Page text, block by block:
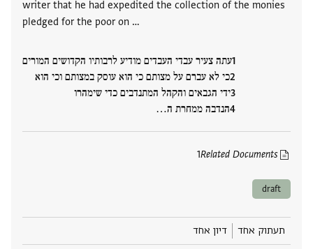
writer that he had expedited the collection of the monies
pledged for the poor on …
עתה צעיר עבדי העבדים מודיע לרבותיו הקדושים המורים
כי לא עברם על מצותם כי הוא עוסק במצותם וכי הוא
ידי הגבאים והקהל המתנדבים כדי שימהרו
הנדבה ממחרת ה‮…
Related Documents
1
draft
תעתוק אחד דיון אחד